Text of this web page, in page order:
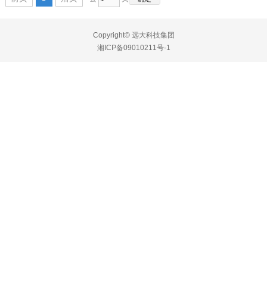
加入远大
Copyright© 远大科技集团
湘ICP备09010211号-1